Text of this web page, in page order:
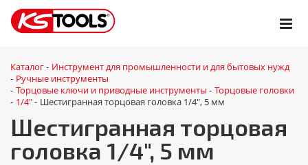
Каталог - Инструмент для промышленности и для бытовых нужд
- Ручные инструменты
- Торцовые ключи и приводные инструменты - Торцовые головки
- 1/4" - Шестигранная торцовая головка 1/4", 5 мм
Шестигранная торцовая
головка 1/4", 5 мм